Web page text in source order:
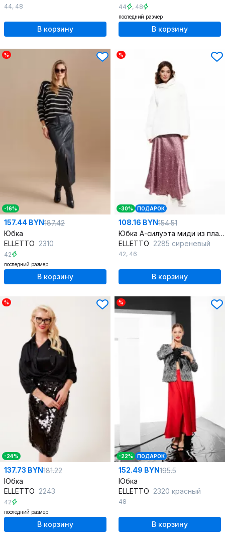
44, 48
В корзину
44 , 48
последний размер
В корзину
%
-16%
157.44 BYN187.42
Юбка
ELLETTO 2310
42
последний размер
В корзину
%
-30% ПОДАРОК
108.16 BYN154.51
Юбка А-силуэта миди из плательно-блузочной ткани
ELLETTO 2285 сиреневый
42, 46
В корзину
%
-24%
137.73 BYN181.22
Юбка
ELLETTO 2243
42
последний размер
В корзину
%
-22% ПОДАРОК
152.49 BYN195.5
Юбка
ELLETTO 2320 красный
48
В корзину